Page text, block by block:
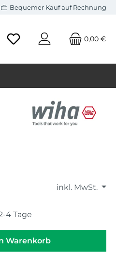
Bequemer Kauf auf Rechnung
0,00 €
inkl. MwSt.
4 Tage
ein oder benutze die
Warenkorb